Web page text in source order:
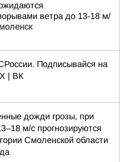
ветра до 13-18 м/
Подписывайся на
| ВК
дожди грозы, при
м/с прогнозируются
Смоленской области